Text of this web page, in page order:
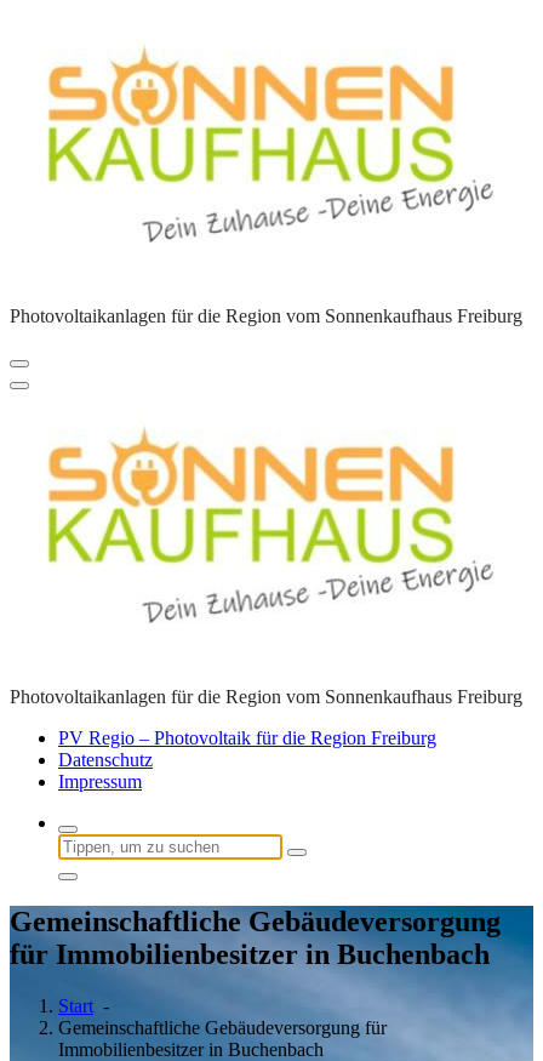
springen
Photovoltaikanlagen für die Region vom Sonnenkaufhaus Freiburg
Photovoltaikanlagen für die Region vom Sonnenkaufhaus Freiburg
PV Regio – Photovoltaik für die Region Freiburg
Datenschutz
Impressum
Suchen
nach:
Gemeinschaftliche Gebäudeversorgung
für Immobilienbesitzer in Buchenbach
Start -
Gemeinschaftliche Gebäudeversorgung für
Immobilienbesitzer in Buchenbach